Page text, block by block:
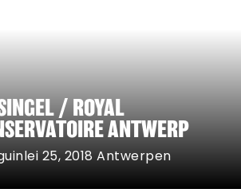
/ ROYAL
ANTWERP
25, 2018 Antwerpen